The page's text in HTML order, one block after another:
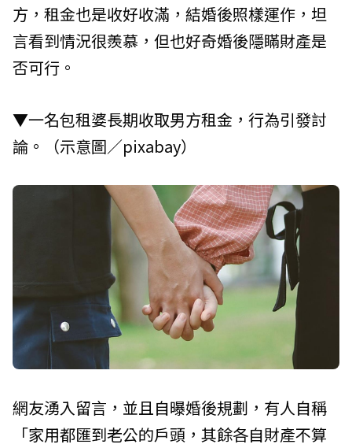
方，租金也是收好收滿，結婚後照樣運作，坦
言看到情況很羨慕，但也好奇婚後隱瞞財產是
否可行。
▼一名包租婆長期收取男方租金，行為引發討
論。（示意圖／pixabay）
網友湧入留言，並且自曝婚後規劃，有人自稱
「家用都匯到老公的戶頭，其餘各自財產不算